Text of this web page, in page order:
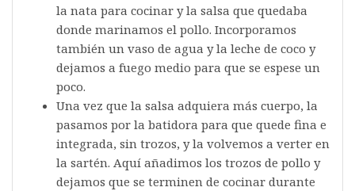
la nata para cocinar y la salsa que quedaba
donde marinamos el pollo. Incorporamos
también un vaso de agua y la leche de coco y
dejamos a fuego medio para que se espese un
poco.
Una vez que la salsa adquiera más cuerpo, la
pasamos por la batidora para que quede fina e
integrada, sin trozos, y la volvemos a verter en
la sartén. Aquí añadimos los trozos de pollo y
dejamos que se terminen de cocinar durante